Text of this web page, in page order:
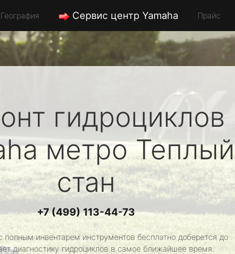
География Сервис центр Yamaha Прайс
гидроциклов
метро Теплый
стан
+7 (499) 113-44-73
инвентарем инструментов бесплатно доберется до
диагностику гидроциклов в самое ближайшее время.